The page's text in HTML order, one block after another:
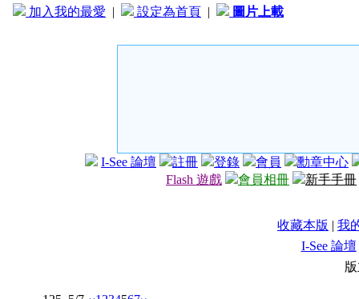
加入我的最愛 | 設定為首頁 | 圖片上載
I-See 論壇 註冊 登錄 會員
勳章中心
Flash 遊戲
會員相冊 新手手冊
收藏本版 | 我
I-See 論壇